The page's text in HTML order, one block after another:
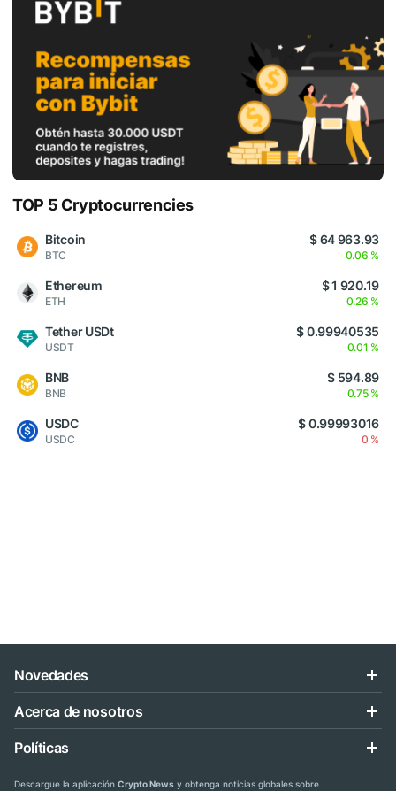
TOP 5 Cryptocurrencies
Bitcoin
BTC
$ 64 963.93
0.06 %
Ethereum
ETH
$ 1 920.19
0.26 %
Tether USDt
USDT
$ 0.99940535
0.01 %
BNB
BNB
$ 594.89
0.75 %
USDC
USDC
$ 0.99993016
0 %
Novedades
Acerca de nosotros
Políticas
Descargue la aplicación Crypto News y obtenga noticias globales sobre